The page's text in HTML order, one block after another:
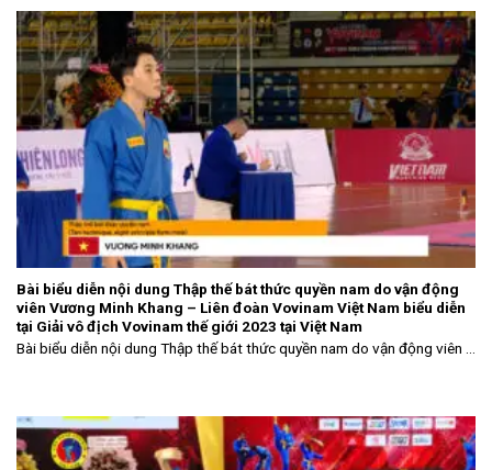
Bài biểu diễn nội dung Thập thế bát thức quyền nam do vận động
viên Vương Minh Khang – Liên đoàn Vovinam Việt Nam biểu diễn
tại Giải vô địch Vovinam thế giới 2023 tại Việt Nam
Bài biểu diễn nội dung Thập thế bát thức quyền nam do vận động viên ...